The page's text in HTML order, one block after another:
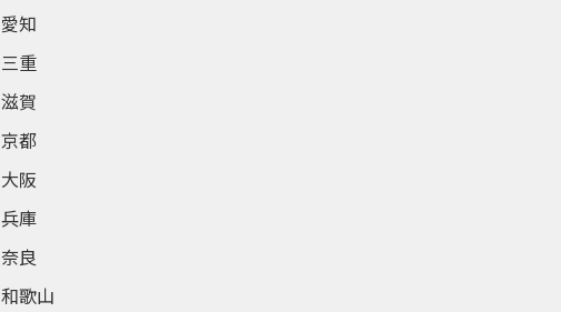
愛知
三重
滋賀
京都
大阪
兵庫
奈良
和歌山